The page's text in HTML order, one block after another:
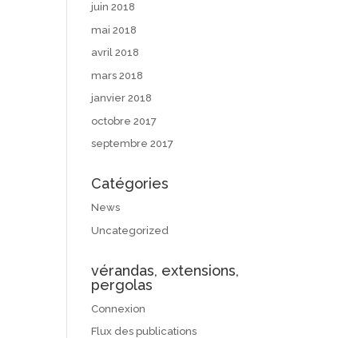
juin 2018
mai 2018
avril 2018
mars 2018
janvier 2018
octobre 2017
septembre 2017
Catégories
News
Uncategorized
vérandas, extensions,
pergolas
Connexion
Flux des publications